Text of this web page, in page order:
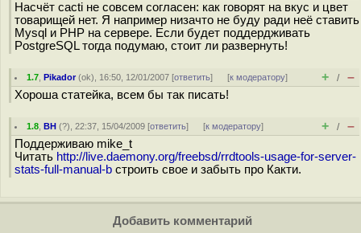
Насчёт cacti не совсем согласен: как говорят на вкус и цвет
товарищей нет. Я например низачто не буду ради неё ставить
Mysql и PHP на сервере. Если будет поддердживать
PostgreSQL тогда подумаю, стоит ли развернуть!
1.7 ,Pikador(ok), 16:50, 12/01/2007 [ответить] [к модератору] + / –
Хороша статейка, всем бы так писать!
1.8 ,BH (?), 22:37, 15/04/2009 [ответить] [к модератору] + / –
Поддерживаю mike_t
Читать http://live.daemony.org/freebsd/rrdtools-usage-for-server-
stats-full-manual-b строить свое и забыть про Какти.
Добавить комментарий